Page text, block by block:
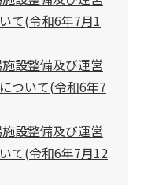
て(令和6年7月1
設整備及び運営
ついて(令和6年7
設整備及び運営
て(令和6年7月12